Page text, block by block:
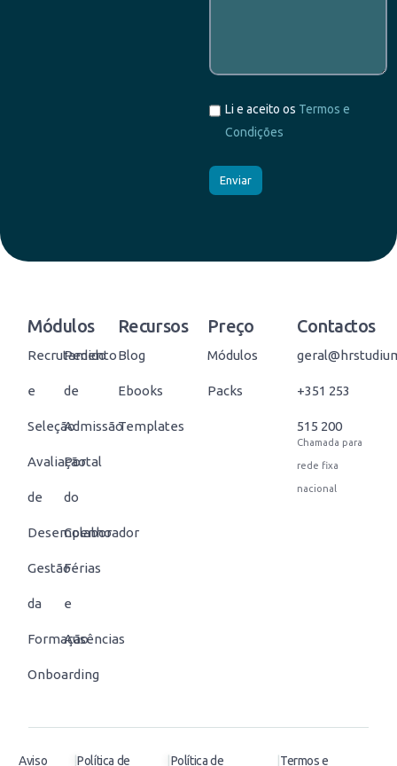
Li e aceito os Termos e
Condições
Módulos
Recrutamento
e
Seleção
Avaliação
de
Desempenho
Gestão
da
Formação
Onboarding
Pedido
de
Admissão
Portal
do
Colaborador
Férias
e
Ausências
Recursos
Blog
Ebooks
Templates
Preço
Módulos
Packs
Contactos
+351 253
515 200
Chamada para
rede fixa
nacional
Aviso |Política de Política de Termos e